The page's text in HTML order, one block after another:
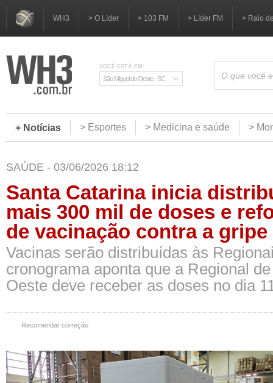
WH3 > O Líder > 103 FM > Líder FM > Raio
VOCÊ ESTÁ EM:
São Miguel do Oeste - SC
+ Notícias > Esportes > Medicina e saúde >
SAÚDE - 03/06/2026 18:12
Santa Catarina inicia
mais 300 mil de doses e
de vacinação contra a gripe
Vacinas serão distribuídas às
cronograma aponta que a Regional
Oeste deve receber as doses no dia
Recomendar correção